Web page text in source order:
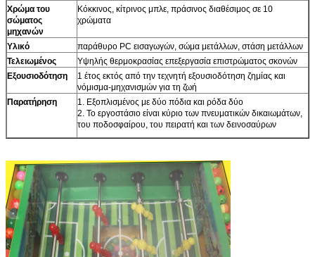
Χρώμα του
σώματος
μηχανών
Κόκκινος, κίτρινος μπλε, πράσινος διαθέσιμος σε 10
χρώματα
Υλικό
παράθυρο PC εισαγωγών, σώμα μετάλλων, στάση μετάλλων
Τελειωμένος
Υψηλής θερμοκρασίας επεξεργασία επιστρώματος σκονών
Εξουσιοδότηση
1 έτος εκτός από την τεχνητή εξουσιοδότηση ζημίας και
νόμισμα-μηχανισμών για τη ζωή
Παρατήρηση
1. Εξοπλισμένος με δύο πόδια και ρόδα δύο
2. Το εργοστάσιο είναι κύριο των πνευματικών δικαιωμάτων,
του ποδοσφαίρου, του πειρατή και των δεινοσαύρων